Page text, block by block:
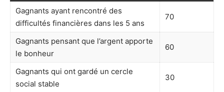
Gagnants ayant rencontré des
difficultés financières dans les 5 ans
70
Gagnants pensant que l’argent apporte
le bonheur
60
Gagnants qui ont gardé un cercle
social stable
30